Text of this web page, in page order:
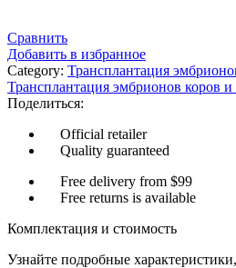
Сравнить
Добавить в избранное
Category: Трансплантация
Трансплантация эмбрионов коров
Поделиться:
Official retailer
Quality guaranteed
Free delivery from $99
Free returns is available
Комплектация и стоимость
Узнайте подробные